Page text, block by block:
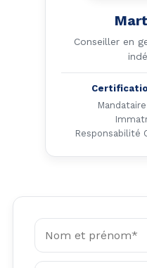
Conseiller en
Responsabilité